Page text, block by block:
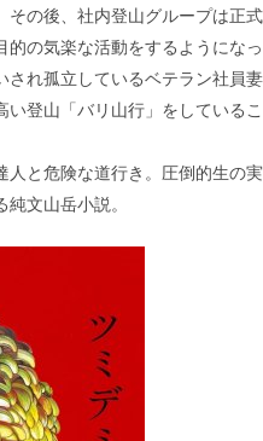
その後、社内登山グループは正式
の気楽な活動をするようになっ
され孤立しているベテラン社員妻
登山「バリ山行」をしているこ
人と危険な道行き。圧倒的生の実
文山岳小説。